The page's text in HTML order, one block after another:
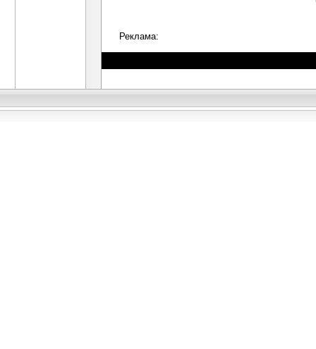
Реклама: